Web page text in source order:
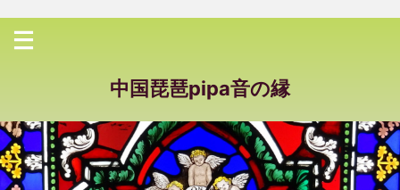
中国琵琶pipa音の縁